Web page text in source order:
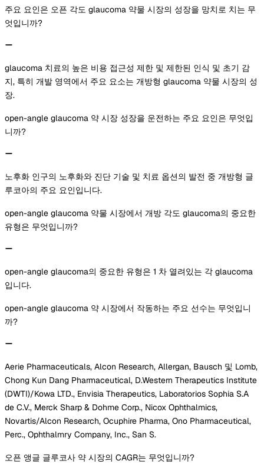
주요 요인은 오픈 각도 glaucoma 약물 시장의 성장을 망치로 치는 무
엇입니까?
glaucoma 치료의 높은 비용 접근성 제한 및 제한된 인식 및 초기 감
지, 특히 개발 영역에서 주요 요소는 개방형 glaucoma 약물 시장의 성
장.
open-angle glaucoma 약 시장 성장을 운전하는 주요 요인은 무엇입
니까?
노후화 인구의 노후화와 진단 기술 및 치료 옵션의 발전 중 개방형 글
루코아의 주요 요인입니다.
open-angle glaucoma 약물 시장에서 개방 각도 glaucoma의 중요한
유형은 무엇입니까?
open-angle glaucoma의 중요한 유형은 1 차 열려있는 각 glaucoma
입니다.
open-angle glaucoma 약 시장에서 작동하는 주요 선수는 무엇입니
까?
Aerie Pharmaceuticals, Alcon Research, Allergan, Bausch 및 Lomb,
Chong Kun Dang Pharmaceutical, D.Western Therapeutics Institute
(DWTI)/Kowa LTD., Envisia Therapeutics, Laboratorios Sophia S.A
de C.V., Merck Sharp & Dohme Corp., Nicox Ophthalmics,
Novartis/Alcon Research, Ocuphire Pharma, Ono Pharmaceutical,
Perc., Ophthalmry Company, Inc., San S.
오픈 앵글 글루코사 약 시장의 CAGR는 무엇입니까?